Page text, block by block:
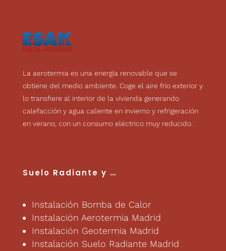
La aerotermia es una energía renovable que se
obtiene del medio ambiente. Coge el aire frío exterior y
lo transfiere al interior de la vivienda generando
calefacción y agua caliente en invierno y refrigeración
en verano, con un consumo eléctrico muy reducido.
Suelo Radiante y …
Instalación Bomba de Calor
Instalación Aerotermia Madrid
Instalación Geotermia Madrid
Instalación Suelo Radiante Madrid